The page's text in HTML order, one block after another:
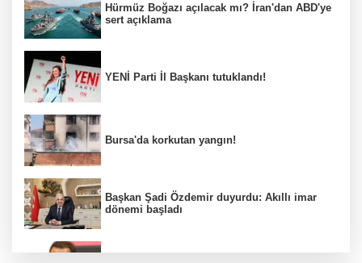
Hürmüz Boğazı açılacak mı? İran'dan ABD'ye
sert açıklama
YENİ Parti İl Başkanı tutuklandı!
Bursa'da korkutan yangın!
Başkan Şadi Özdemir duyurdu: Akıllı imar
dönemi başladı